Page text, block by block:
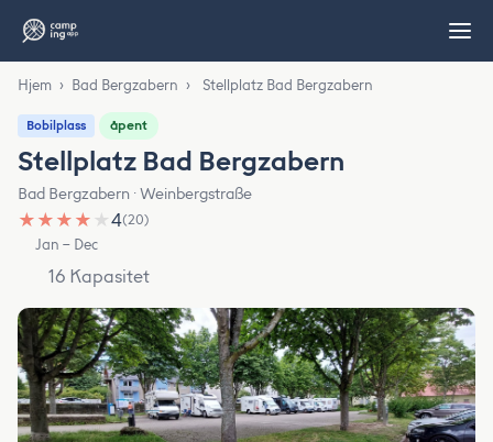
Hjem › Bad Bergzabern › Stellplatz Bad Bergzabern
Bobilplass åpent
Stellplatz Bad Bergzabern
Bad Bergzabern · Weinbergstraße
★ ★ ★ ★ ★4(20)
Jan – Dec
16 Kapasitet